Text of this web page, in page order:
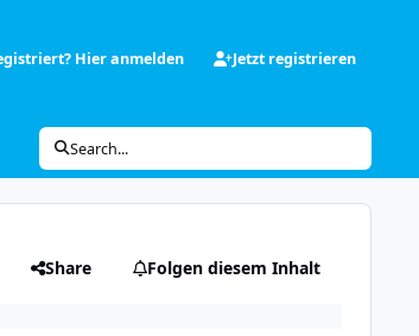
Hier anmelden Jetzt registrieren
Search...
Share Folgen diesem Inhalt